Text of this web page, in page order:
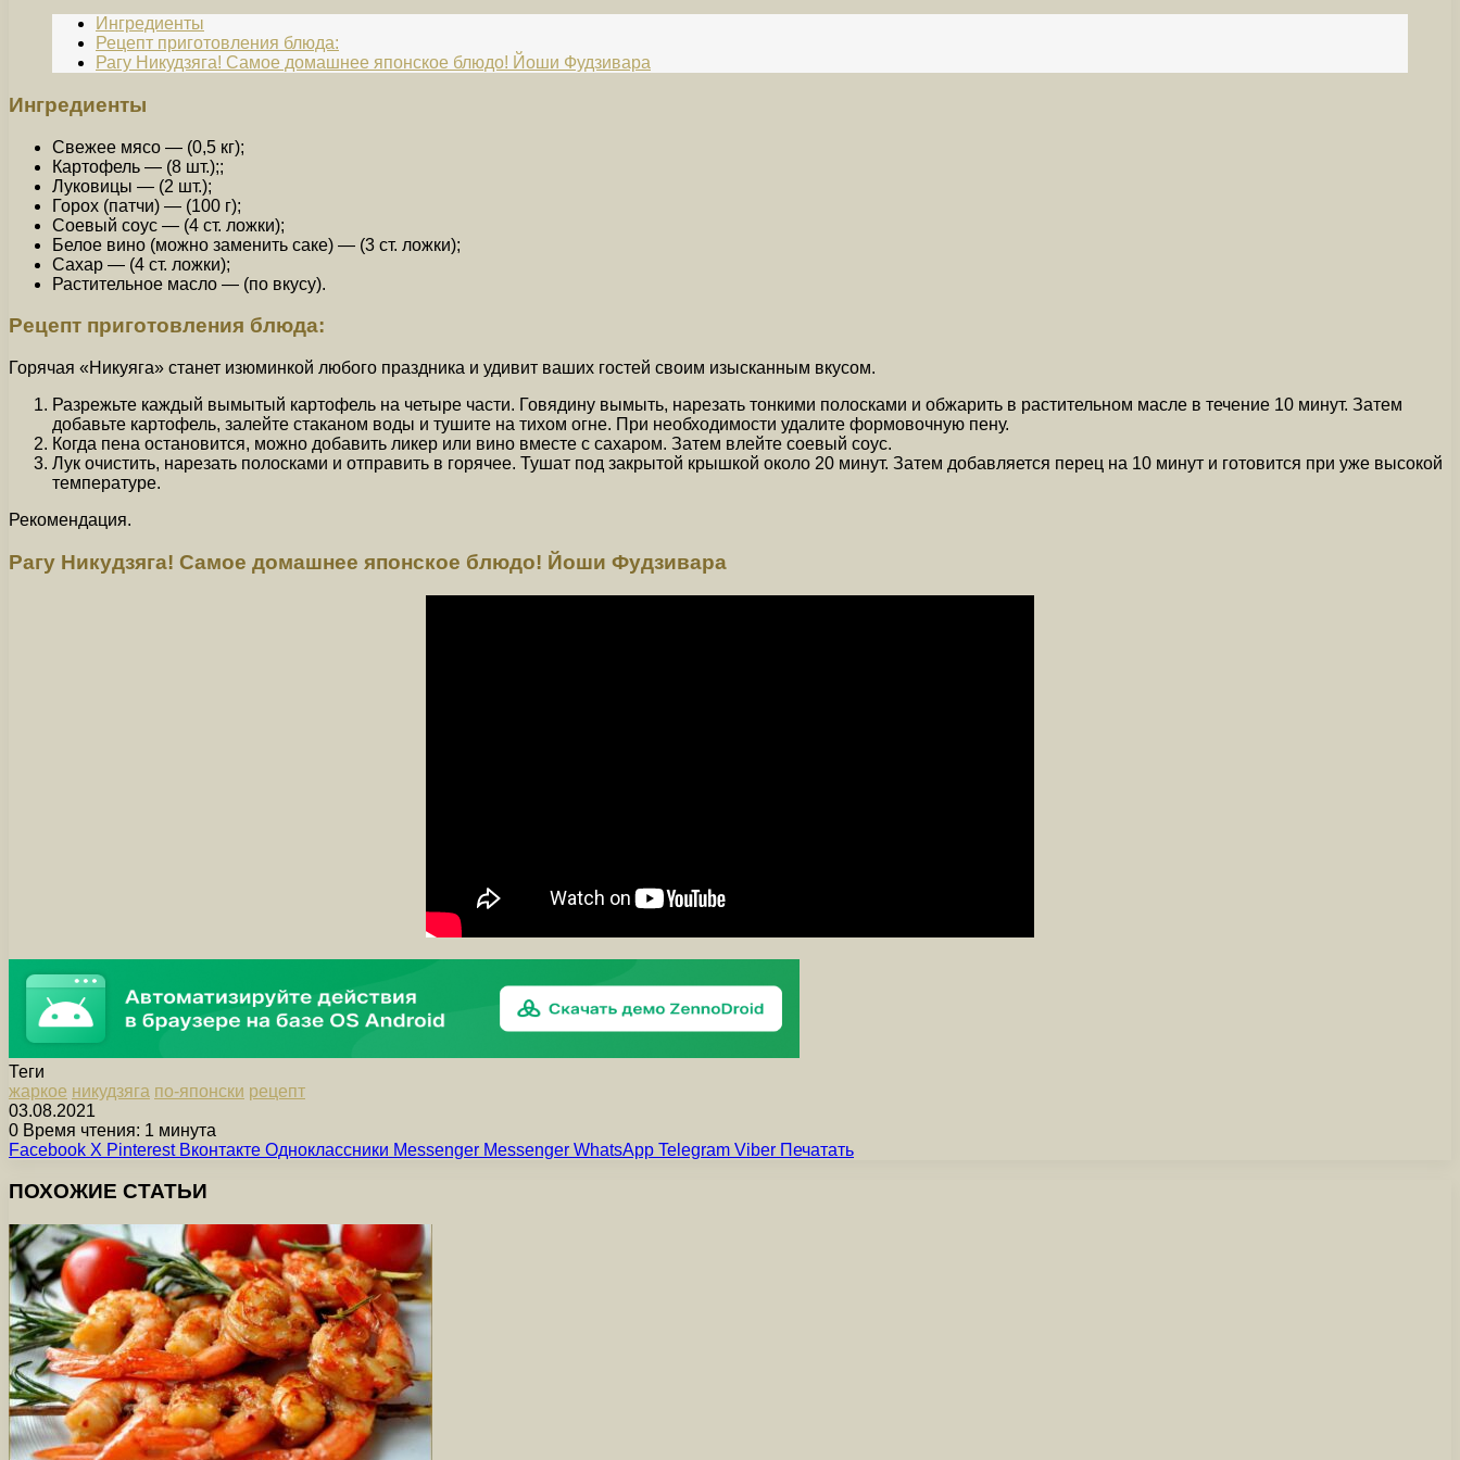
Ингредиенты
Рецепт приготовления блюда:
Рагу Никудзяга! Самое домашнее японское блюдо! Йоши Фудзивара
Ингредиенты
Свежее мясо — (0,5 кг);
Картофель — (8 шт.);;
Луковицы — (2 шт.);
Горох (патчи) — (100 г);
Соевый соус — (4 ст. ложки);
Белое вино (можно заменить саке) — (3 ст. ложки);
Сахар — (4 ст. ложки);
Растительное масло — (по вкусу).
Рецепт приготовления блюда:
Горячая «Никуяга» станет изюминкой любого праздника и удивит ваших гостей своим изысканным вкусом.
Разрежьте каждый вымытый картофель на четыре части. Говядину вымыть, нарезать тонкими полосками и обжарить в растительном масле в течение 10 минут. Затем
добавьте картофель, залейте стаканом воды и тушите на тихом огне. При необходимости удалите формовочную пену.
Когда пена остановится, можно добавить ликер или вино вместе с сахаром. Затем влейте соевый соус.
Лук очистить, нарезать полосками и отправить в горячее. Тушат под закрытой крышкой около 20 минут. Затем добавляется перец на 10 минут и готовится при уже высокой
температуре.
Рекомендация.
Рагу Никудзяга! Самое домашнее японское блюдо! Йоши Фудзивара
Теги
жаркое никудзяга по-японски рецепт
03.08.2021
0 Время чтения: 1 минута
Facebook X Pinterest Вконтакте Одноклассники Messenger Messenger WhatsApp Telegram Viber Печатать
ПОХОЖИЕ СТАТЬИ